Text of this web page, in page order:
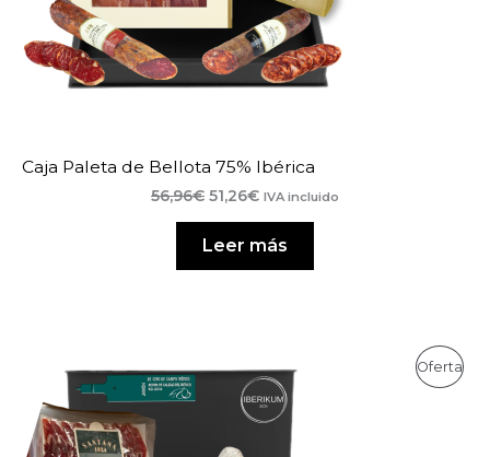
Caja Paleta de Bellota 75% Ibérica
56,96€ El
era:
56,96€.
51,26€El
actual
es:
51,26€.
IVA incluido
Leer más
Oferta